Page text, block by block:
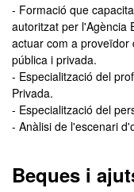
- Formació que
autoritzat per l'Agència
actuar com a proveïdor
pública i privada.
- Especialització del
Privada.
- Especialització del
- Anàlisi de l'escenari
Beques i